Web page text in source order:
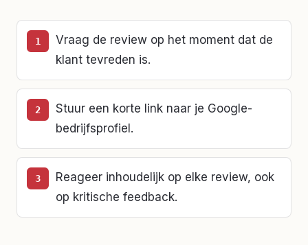
Vraag de review op het moment dat de
klant tevreden is.
Stuur een korte link naar je Google-
bedrijfsprofiel.
Reageer inhoudelijk op elke review, ook
op kritische feedback.